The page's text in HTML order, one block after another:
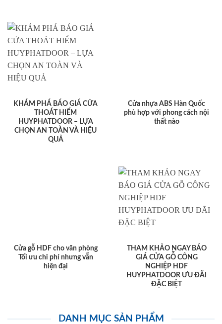
KHÁM PHÁ BÁO GIÁ CỬA
THOÁT HIỂM
HUYPHATDOOR – LỰA
CHỌN AN TOÀN VÀ HIỆU
QUẢ
Cửa nhựa ABS Hàn Quốc
phù hợp với phong cách nội
thất nào
Cửa gỗ HDF cho văn phòng
Tối ưu chi phí nhưng vẫn
hiện đại
THAM KHẢO NGAY BÁO
GIÁ CỬA GỖ CÔNG
NGHIỆP HDF
HUYPHATDOOR ƯU ĐÃI
ĐẶC BIỆT
DANH MỤC SẢN PHẨM